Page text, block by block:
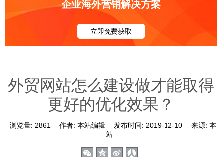
企业海外营销解决方案
立即免费获取
外贸网站怎么建设做才能取得
更好的优化效果？
浏览量: 2861 作者: 本站编辑 发布时间: 2019-12-10 来源: 本
站